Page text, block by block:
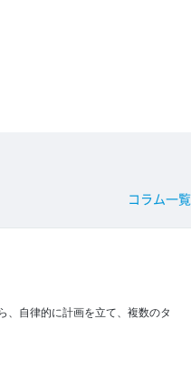
コラム一
、自律的に計画を立て、複数のタ